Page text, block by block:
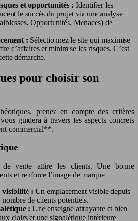
et opportunités : Identifier les
le succès du projet via une analyse
Opportunités, Menaces) de
: Sélectionnez le site qui maximise
d’affaires et minimise les risques. C’est
démarche.
pour choisir son
prenez en compte des critères
guidera à travers les aspects concrets
commercial**.
vente attire les clients. Une bonne
et renforce l’image de marque.
visibilité : Un emplacement visible depuis
nombre de clients potentiels.
: Une enseigne attrayante et bien
clairs et une signalétique intérieure